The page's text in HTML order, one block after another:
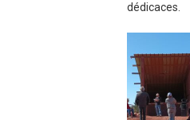
dédicaces.